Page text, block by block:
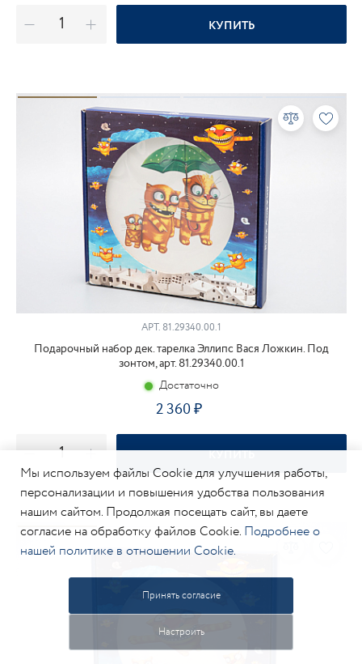
КУПИТЬ
АРТ. 81.29340.00.1
Подарочный набор дек. тарелка Эллипс Вася Ложкин. Под
зонтом, арт. 81.29340.00.1
Достаточно
2 360
КУПИТЬ
Мы используем файлы Cookie для улучшения работы,
персонализации и повышения удобства пользования
нашим сайтом. Продолжая посещать сайт, вы даете
согласие на обработку файлов Cookie. Подробнее о
нашей политике в отношении Cookie.
Принять согласие
Настроить